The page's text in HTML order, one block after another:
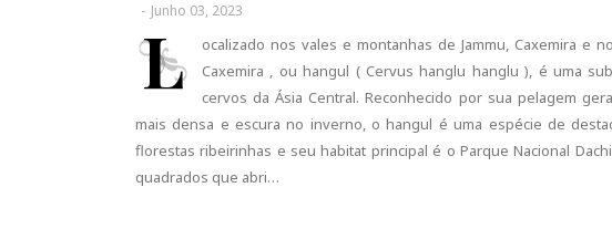
- Junho 03, 2023
L
ocalizado nos vales e montanhas de Jammu, Caxemira e
Caxemira , ou hangul ( Cervus hanglu hanglu ), é uma
cervos da Ásia Central. Reconhecido por sua pelagem
mais densa e escura no inverno, o hangul é uma espécie de
florestas ribeirinhas e seu habitat principal é o Parque Nacional
quadrados que abri…